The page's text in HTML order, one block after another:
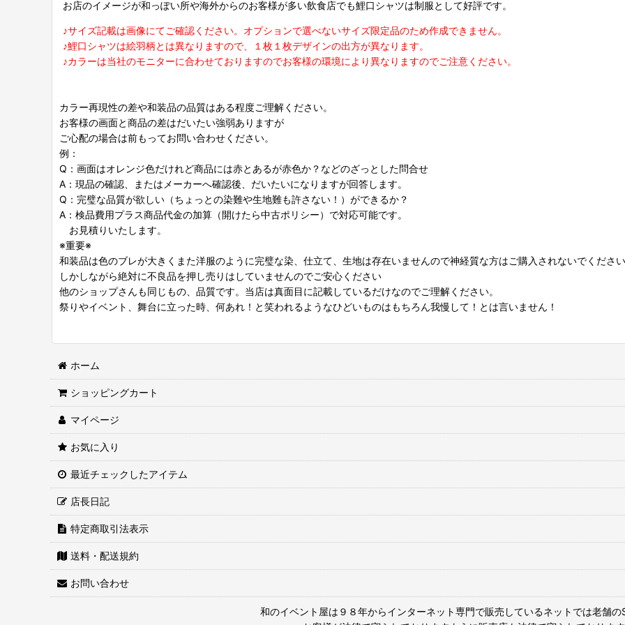
お店のイメージが和っぽい所や海外からのお客様が多い飲食店でも鯉口シャツは制服として好評です。
♪サイズ記載は画像にてご確認ください。オプションで選べないサイズ限定品のため作成できません。
♪鯉口シャツは絵羽柄とは異なりますので、１枚１枚デザインの出方が異なります。
♪カラーは当社のモニターに合わせておりますのでお客様の環境により異なりますのでご注意ください。
カラー再現性の差や和装品の品質はある程度ご理解ください。
お客様の画面と商品の差はだいたい強弱ありますが
ご心配の場合は前もってお問い合わせください。
例：
Q：画面はオレンジ色だけれど商品には赤とあるが赤色か？などのざっとした問合せ
A：現品の確認、またはメーカーへ確認後、だいたいになりますが回答します。
Q：完璧な品質が欲しい（ちょっとの染難や生地難も許さない！）ができるか？
A：検品費用プラス商品代金の加算（開けたら中古ポリシー）で対応可能です。
お見積りいたします。
※重要※
和装品は色のブレが大きくまた洋服のように完璧な染、仕立て、生地は存在いませんので神経質な方はご購入されないでくださ
しかしながら絶対に不良品を押し売りはしていませんのでご安心ください
他のショップさんも同じもの、品質です。当店は真面目に記載しているだけなのでご理解ください。
祭りやイベント、舞台に立った時、何あれ！と笑われるようなひどいものはもちろん我慢して！とは言いません！
ホーム
ショッピングカート
マイページ
お気に入り
最近チェックしたアイテム
店長日記
特定商取引法表示
送料・配送規約
お問い合わせ
和のイベント屋は９８年からインターネット専門で販売しているネットでは老舗の